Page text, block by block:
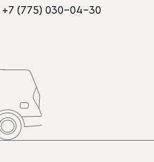
+7 (775) 030-04-30